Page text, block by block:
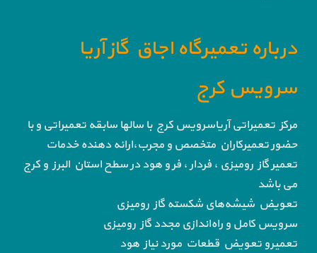
درباره تعمیرگاه اجاق گاز آریا
سرویس کرج
مرکز تعمیراتی آریاسرویس کرج با سالها سابقه تعمیراتی و با
حضور تعمیرکاران متخصص و مجرب،ارائه دهنده خدمات
تعمیر گاز رومیزی ، فردار ، فر و هود در سطح استان البرز و کرج
می باشد
تعویض شیشه‌های شکسته گاز رومیزی
سرویس کامل و راه‌اندازی مجدد گاز رومیزی
تعمیرو تعویض قطعات مورد نیاز هود